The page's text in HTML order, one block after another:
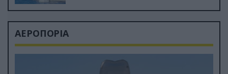
ΑΕΡΟΠΟΡΙΑ